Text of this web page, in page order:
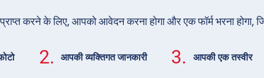
प्राप्त करने के लिए, आपको आवेदन करना होगा और एक फॉर्म भरना होगा,
2. आपकी व्यक्तिगत जानकारी 3. आपकी एक तस्वीर